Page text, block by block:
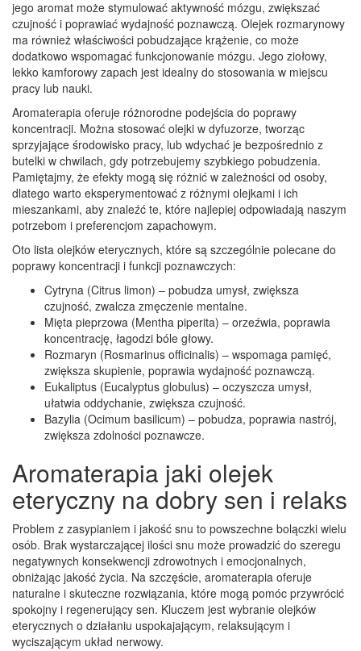
jego aromat może stymulować aktywność mózgu, zwiększać
czujność i poprawiać wydajność poznawczą. Olejek rozmarynowy
ma również właściwości pobudzające krążenie, co może
dodatkowo wspomagać funkcjonowanie mózgu. Jego ziołowy,
lekko kamforowy zapach jest idealny do stosowania w miejscu
pracy lub nauki.
Aromaterapia oferuje różnorodne podejścia do poprawy
koncentracji. Można stosować olejki w dyfuzorze, tworząc
sprzyjające środowisko pracy, lub wdychać je bezpośrednio z
butelki w chwilach, gdy potrzebujemy szybkiego pobudzenia.
Pamiętajmy, że efekty mogą się różnić w zależności od osoby,
dlatego warto eksperymentować z różnymi olejkami i ich
mieszankami, aby znaleźć te, które najlepiej odpowiadają naszym
potrzebom i preferencjom zapachowym.
Oto lista olejków eterycznych, które są szczególnie polecane do
poprawy koncentracji i funkcji poznawczych:
Cytryna (Citrus limon) – pobudza umysł, zwiększa
czujność, zwalcza zmęczenie mentalne.
Mięta pieprzowa (Mentha piperita) – orzeźwia, poprawia
koncentrację, łagodzi bóle głowy.
Rozmaryn (Rosmarinus officinalis) – wspomaga pamięć,
zwiększa skupienie, poprawia wydajność poznawczą.
Eukaliptus (Eucalyptus globulus) – oczyszcza umysł,
ułatwia oddychanie, zwiększa czujność.
Bazylia (Ocimum basilicum) – pobudza, poprawia nastrój,
zwiększa zdolności poznawcze.
Aromaterapia jaki olejek
eteryczny na dobry sen i relaks
Problem z zasypianiem i jakość snu to powszechne bolączki wielu
osób. Brak wystarczającej ilości snu może prowadzić do szeregu
negatywnych konsekwencji zdrowotnych i emocjonalnych,
obniżając jakość życia. Na szczęście, aromaterapia oferuje
naturalne i skuteczne rozwiązania, które mogą pomóc przywrócić
spokojny i regenerujący sen. Kluczem jest wybranie olejków
eterycznych o działaniu uspokajającym, relaksującym i
wyciszającym układ nerwowy.